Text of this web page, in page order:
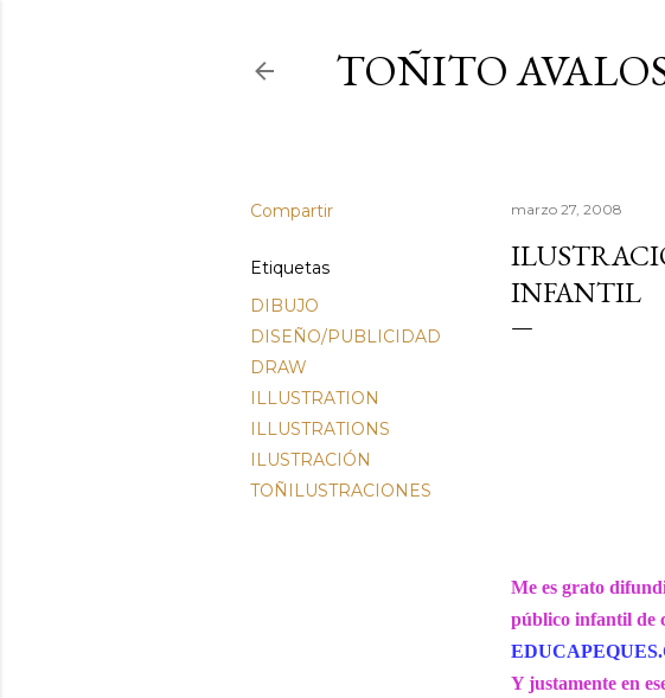
TOÑITO
Compartir
Etiquetas
DIBUJO
DISEÑO/PUBLICIDAD
DRAW
ILLUSTRATION
ILLUSTRATIONS
ILUSTRACIÓN
TOÑILUSTRACIONES
marzo 27, 2008
INFANTIL
Me es grato
público infantil de
Y justamente en